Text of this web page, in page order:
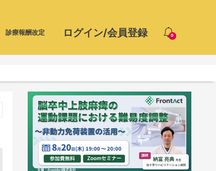
0
ログイン/会員登録
診療報酬改定